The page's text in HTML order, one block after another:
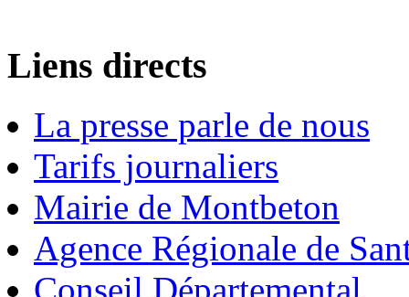
Liens directs
La presse parle de nous
Tarifs journaliers
Mairie de Montbeton
Agence Régionale de
Conseil Départemental